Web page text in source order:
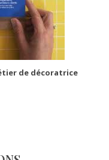
de décoratrice